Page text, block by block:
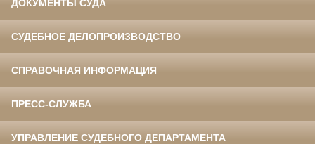
ДОКУМЕНТЫ СУДА
СУДЕБНОЕ ДЕЛОПРОИЗВОДСТВО
СПРАВОЧНАЯ ИНФОРМАЦИЯ
ПРЕСС-СЛУЖБА
УПРАВЛЕНИЕ СУДЕБНОГО ДЕПАРТАМЕНТА